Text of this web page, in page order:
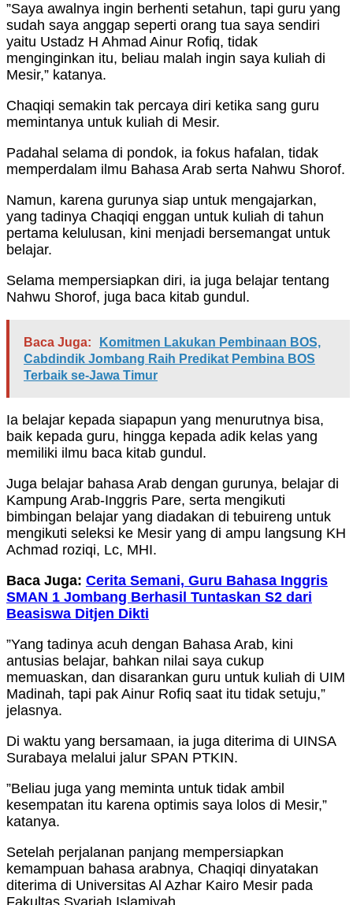
”Saya awalnya ingin berhenti setahun, tapi guru yang
sudah saya anggap seperti orang tua saya sendiri
yaitu Ustadz H Ahmad Ainur Rofiq, tidak
menginginkan itu, beliau malah ingin saya kuliah di
Mesir,” katanya.
Chaqiqi semakin tak percaya diri ketika sang guru
memintanya untuk kuliah di Mesir.
Padahal selama di pondok, ia fokus hafalan, tidak
memperdalam ilmu Bahasa Arab serta Nahwu Shorof.
Namun, karena gurunya siap untuk mengajarkan,
yang tadinya Chaqiqi enggan untuk kuliah di tahun
pertama kelulusan, kini menjadi bersemangat untuk
belajar.
Selama mempersiapkan diri, ia juga belajar tentang
Nahwu Shorof, juga baca kitab gundul.
Baca Juga:
Komitmen Lakukan Pembinaan BOS,
Cabdindik Jombang Raih Predikat Pembina BOS
Terbaik se-Jawa Timur
Ia belajar kepada siapapun yang menurutnya bisa,
baik kepada guru, hingga kepada adik kelas yang
memiliki ilmu baca kitab gundul.
Juga belajar bahasa Arab dengan gurunya, belajar di
Kampung Arab-Inggris Pare, serta mengikuti
bimbingan belajar yang diadakan di tebuireng untuk
mengikuti seleksi ke Mesir yang di ampu langsung KH
Achmad roziqi, Lc, MHI.
Baca Juga: Cerita Semani, Guru Bahasa Inggris
SMAN 1 Jombang Berhasil Tuntaskan S2 dari
Beasiswa Ditjen Dikti
”Yang tadinya acuh dengan Bahasa Arab, kini
antusias belajar, bahkan nilai saya cukup
memuaskan, dan disarankan guru untuk kuliah di UIM
Madinah, tapi pak Ainur Rofiq saat itu tidak setuju,”
jelasnya.
Di waktu yang bersamaan, ia juga diterima di UINSA
Surabaya melalui jalur SPAN PTKIN.
”Beliau juga yang meminta untuk tidak ambil
kesempatan itu karena optimis saya lolos di Mesir,”
katanya.
Setelah perjalanan panjang mempersiapkan
kemampuan bahasa arabnya, Chaqiqi dinyatakan
diterima di Universitas Al Azhar Kairo Mesir pada